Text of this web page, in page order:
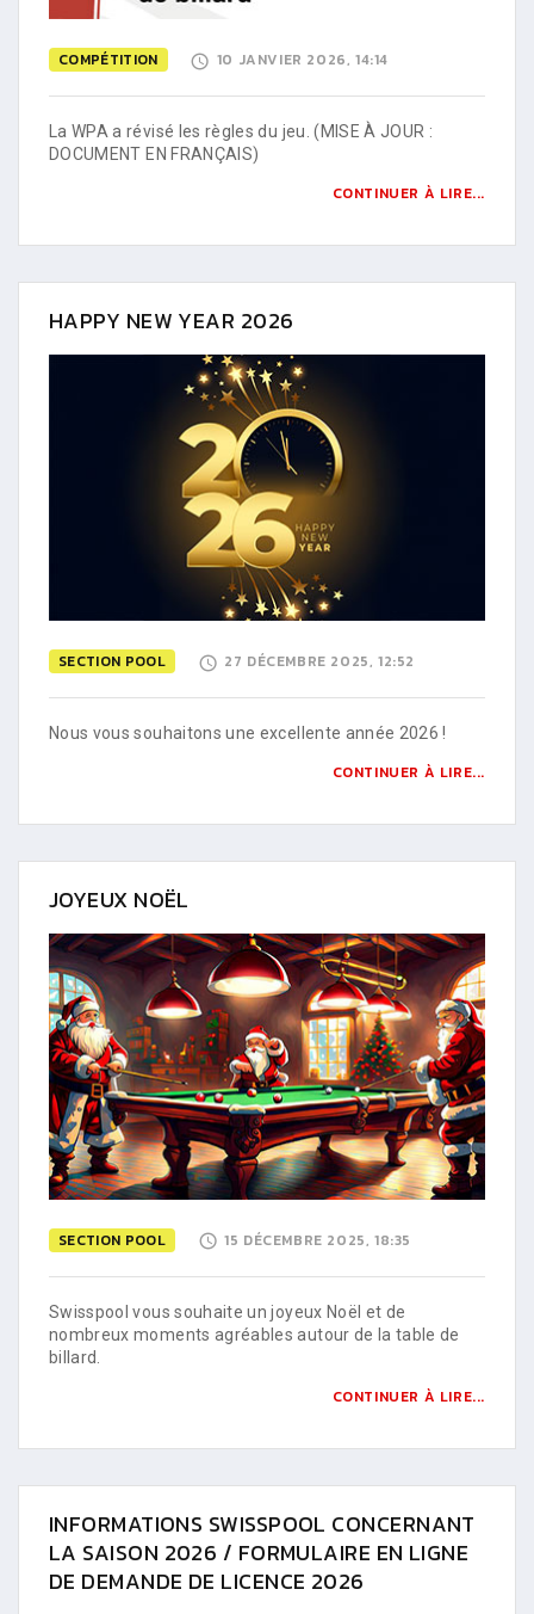
COMPÉTITION 10 JANVIER 2026, 14:14
La WPA a révisé les règles du jeu. (MISE À JOUR :
DOCUMENT EN FRANÇAIS)
CONTINUER À LIRE...
HAPPY NEW YEAR 2026
SECTION POOL 27 DÉCEMBRE 2025, 12:52
Nous vous souhaitons une excellente année 2026 !
CONTINUER À LIRE...
JOYEUX NOËL
SECTION POOL 15 DÉCEMBRE 2025, 18:35
Swisspool vous souhaite un joyeux Noël et de
nombreux moments agréables autour de la table de
billard.
CONTINUER À LIRE...
INFORMATIONS SWISSPOOL CONCERNANT
LA SAISON 2026 / FORMULAIRE EN LIGNE
DE DEMANDE DE LICENCE 2026